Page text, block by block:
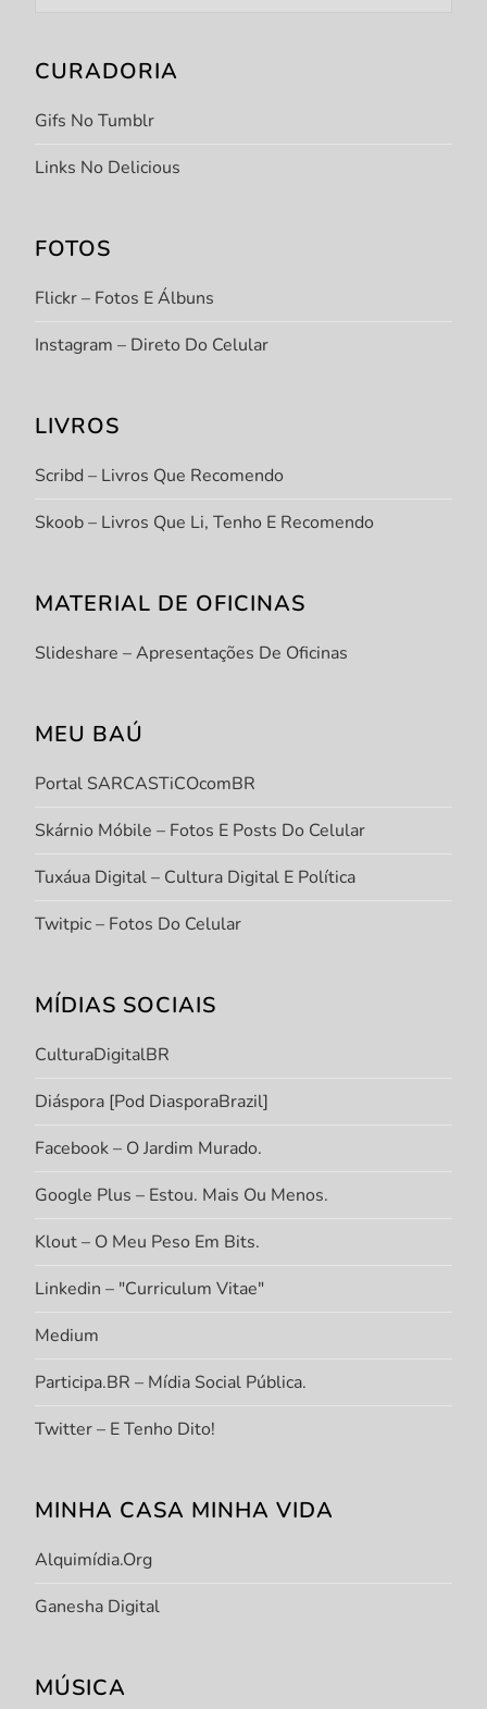
CURADORIA
Gifs No Tumblr
Links No Delicious
FOTOS
Flickr – Fotos E Álbuns
Instagram – Direto Do Celular
LIVROS
Scribd – Livros Que Recomendo
Skoob – Livros Que Li, Tenho E Recomendo
MATERIAL DE OFICINAS
Slideshare – Apresentações De Oficinas
MEU BAÚ
Portal SARCASTiCOcomBR
Skárnio Móbile – Fotos E Posts Do Celular
Tuxáua Digital – Cultura Digital E Política
Twitpic – Fotos Do Celular
MÍDIAS SOCIAIS
CulturaDigitalBR
Diáspora [Pod DiasporaBrazil]
Facebook – O Jardim Murado.
Google Plus – Estou. Mais Ou Menos.
Klout – O Meu Peso Em Bits.
Linkedin – "Curriculum Vitae"
Medium
Participa.BR – Mídia Social Pública.
Twitter – E Tenho Dito!
MINHA CASA MINHA VIDA
Alquimídia.org
Ganesha Digital
MÚSICA